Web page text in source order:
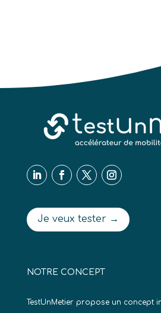
Je veux tester →
NOTRE CONCEPT
TestUnMetier propose un concept